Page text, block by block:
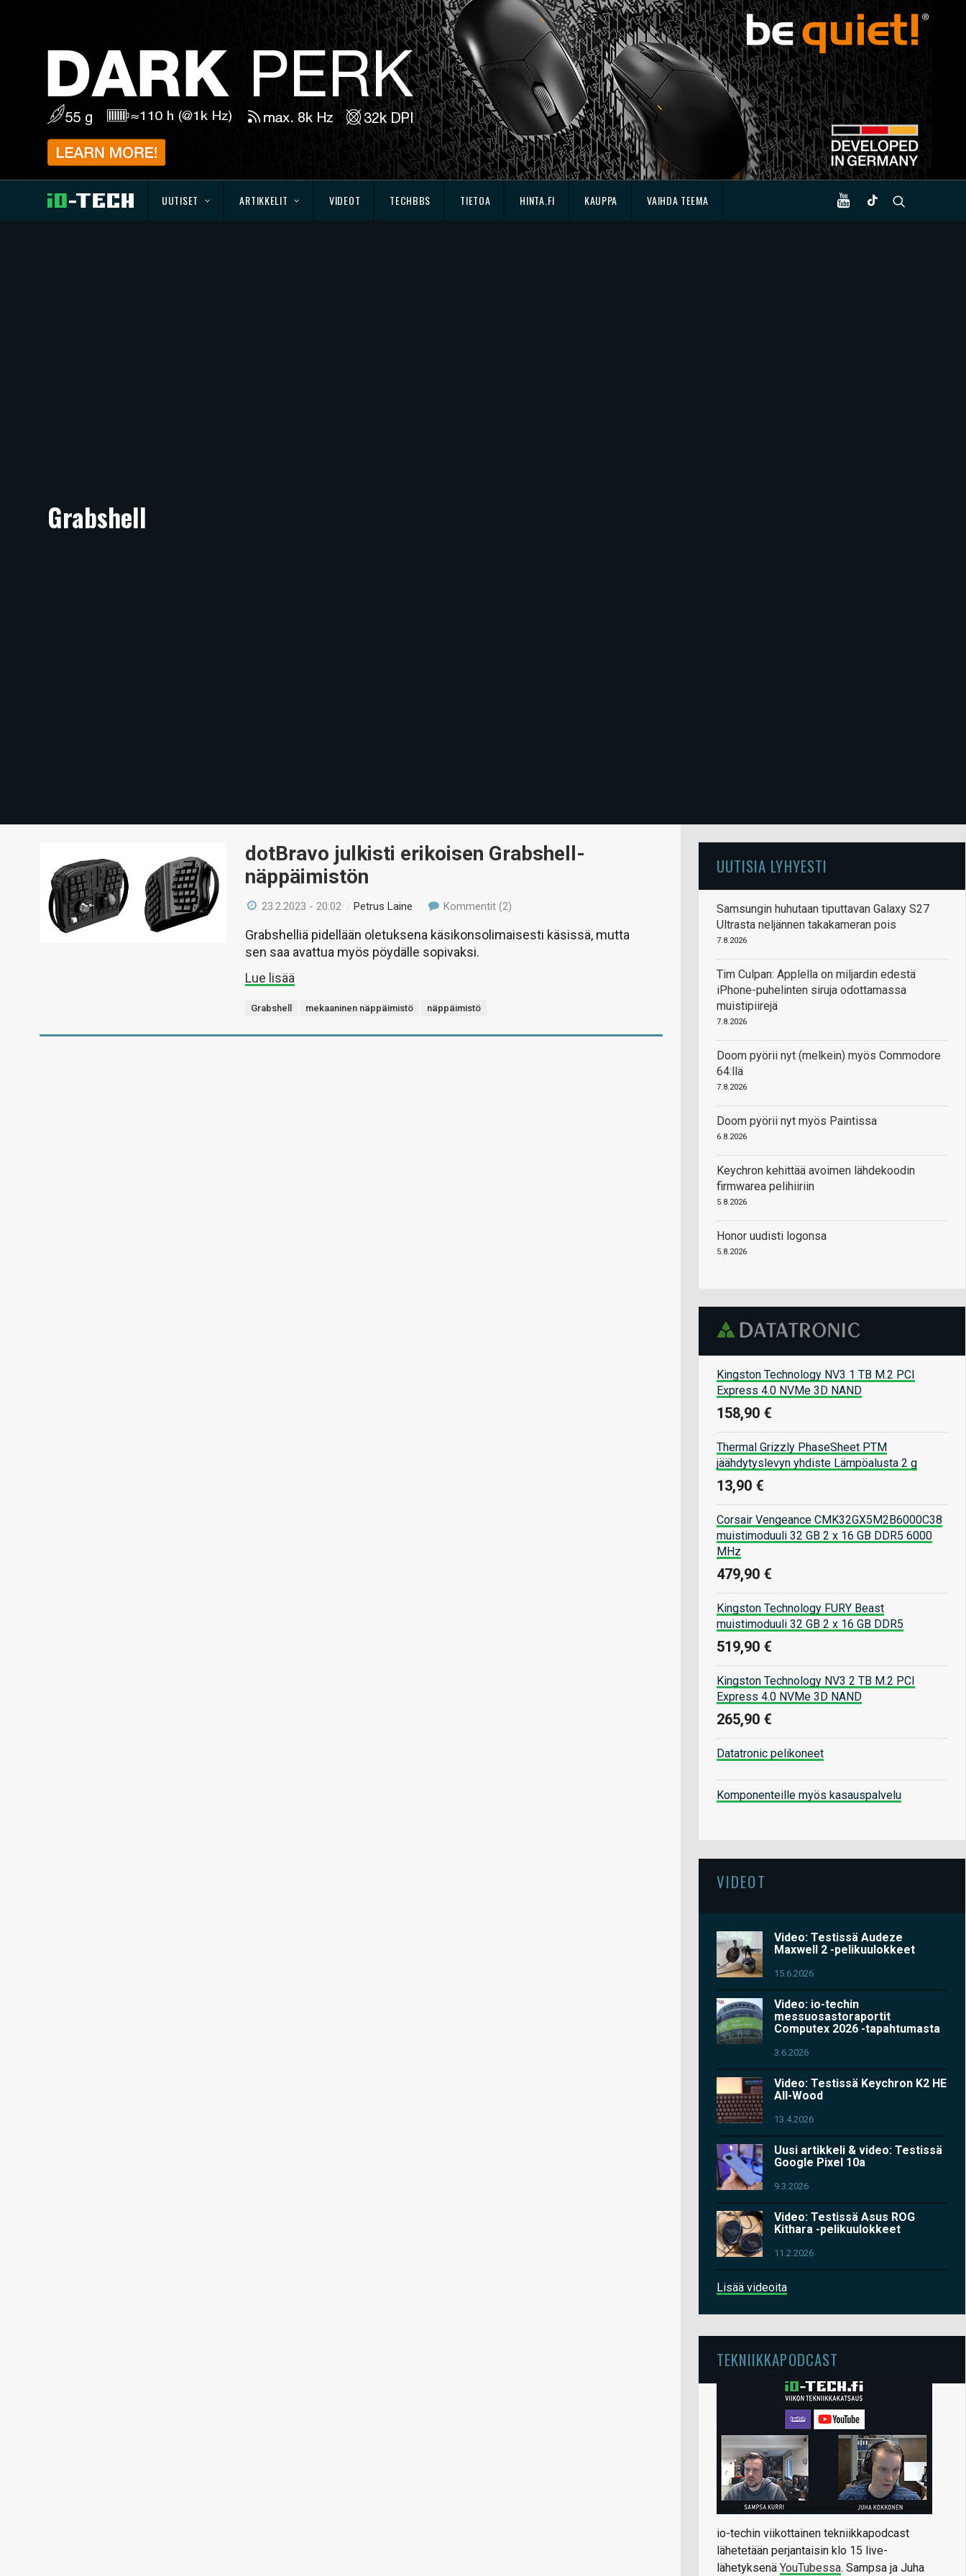
UUTISET ARTIKKELIT VIDEOT TECHBBS TIETOA HINTA.FI KAUPPA VAIHDA TEEMA
Grabshell
dotBravo julkisti erikoisen Grabshell-
näppäimistön
23.2.2023 - 20:02 /Petrus Laine Kommentit (2)
Grabshelliä pidellään oletuksena käsikonsolimaisesti käsissä, mutta
sen saa avattua myös pöydälle sopivaksi.
Lue lisää
Grabshell mekaaninen näppäimistö näppäimistö
UUTISIA LYHYESTI
Samsungin huhutaan tiputtavan Galaxy S27
Ultrasta neljännen takakameran pois
7.8.2026
Tim Culpan: Applella on miljardin edestä
iPhone-puhelinten siruja odottamassa
muistipiirejä
7.8.2026
Doom pyörii nyt (melkein) myös Commodore
64:llä
7.8.2026
Doom pyörii nyt myös Paintissa
6.8.2026
Keychron kehittää avoimen lähdekoodin
firmwarea pelihiiriin
5.8.2026
Honor uudisti logonsa
5.8.2026
Kingston Technology NV3 1 TB M.2 PCI
Express 4.0 NVMe 3D NAND
158,90 €
Thermal Grizzly PhaseSheet PTM
jäähdytyslevyn yhdiste Lämpöalusta 2 g
13,90 €
Corsair Vengeance CMK32GX5M2B6000C38
muistimoduuli 32 GB 2 x 16 GB DDR5 6000
MHz
479,90 €
Kingston Technology FURY Beast
muistimoduuli 32 GB 2 x 16 GB DDR5
519,90 €
Kingston Technology NV3 2 TB M.2 PCI
Express 4.0 NVMe 3D NAND
265,90 €
Datatronic pelikoneet
Komponenteille myös kasauspalvelu
VIDEOT
Video: Testissä Audeze
Maxwell 2 -pelikuulokkeet
15.6.2026
Video: io-techin
messuosastoraportit
Computex 2026 -tapahtumasta
3.6.2026
Video: Testissä Keychron K2 HE
All-Wood
13.4.2026
Uusi artikkeli & video: Testissä
Google Pixel 10a
9.3.2026
Video: Testissä Asus ROG
Kithara -pelikuulokkeet
11.2.2026
Lisää videoita
TEKNIIKKAPODCAST
io-techin viikottainen tekniikkapodcast
lähetetään perjantaisin klo 15 live-
lähetyksenä YouTubessa. Sampsa ja Juha